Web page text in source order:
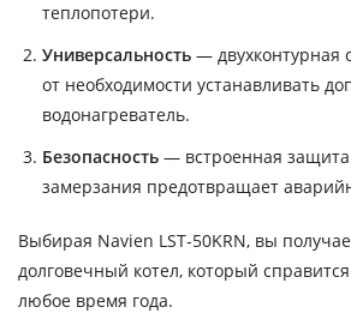
теплопотери.
Универсальность — двухконтурная
от необходимости устанавливать
водонагреватель.
Безопасность — встроенная защита
замерзания предотвращает
Выбирая Navien LST-50KRN, вы
долговечный котел, который
любое время года.